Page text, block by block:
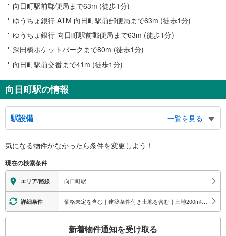
向日町駅前郵便局まで63m (徒歩1分)
ゆうちょ銀行 ATM 向日町駅前郵便局まで63m (徒歩1分)
ゆうちょ銀行 向日町駅前郵便局まで63m (徒歩1分)
深田橋ポケットパークまで80m (徒歩1分)
向日町駅前交番まで41m (徒歩1分)
向日町駅の情報
駅設備
一覧を見る
※段差なしでの移動経路
地上⇔改札⇔ホーム：○
エレベータ
・各ホーム⇔跨線橋
・跨線橋⇔改札
トイレ
気になる物件がなかったら条件を変更しよう！
現在の検索条件
エリア/路線 向日町駅
詳細条件 価格未定を含む｜建築条件付き土地を含む｜土地200m2 以上
新着物件通知を受け取る